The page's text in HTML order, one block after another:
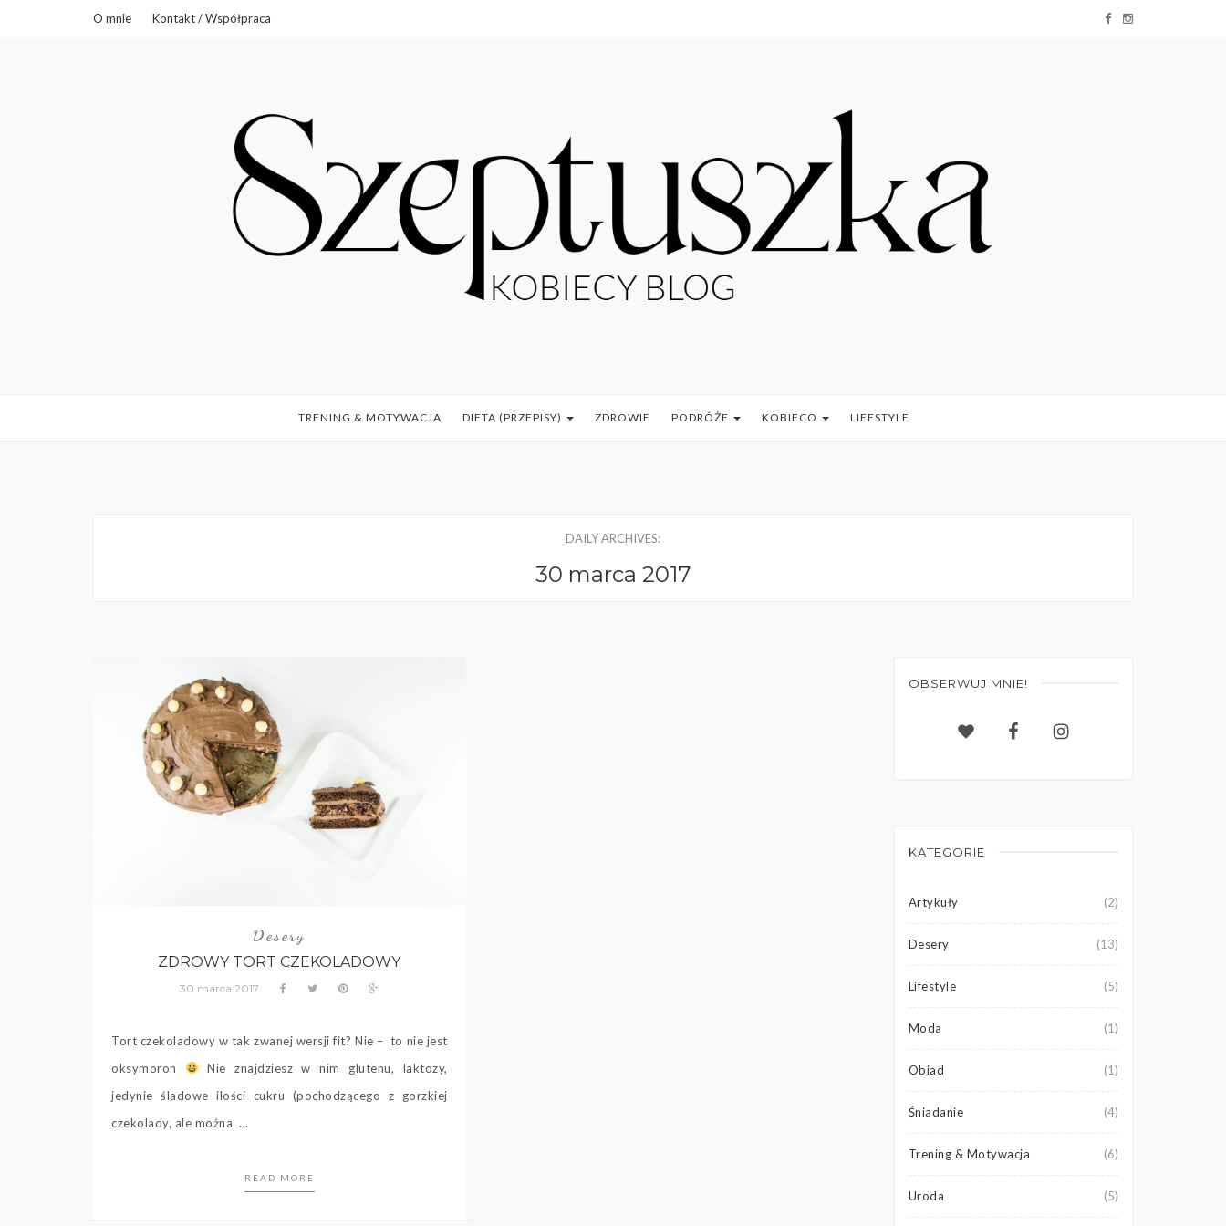
O mnie Kontakt / Współpraca
TRENING & MOTYWACJA DIETA (PRZEPISY) ZDROWIE PODRÓŻE KOBIECO LIFESTYLE
DAILY ARCHIVES:
30 marca 2017
Desery
ZDROWY TORT CZEKOLADOWY
30 marca 2017
Tort czekoladowy w tak zwanej wersji fit? Nie – to nie jest
oksymoron
Nie znajdziesz w nim glutenu, laktozy,
jedynie śladowe ilości cukru (pochodzącego z gorzkiej
czekolady, ale można ...
READ MORE
OBSERWUJ MNIE!
KATEGORIE
Artykuły (2)
Desery (13)
Lifestyle (5)
Moda (1)
Obiad (1)
Śniadanie (4)
Trening & Motywacja (6)
Uroda (5)